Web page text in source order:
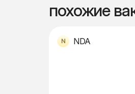
похожие
NDA